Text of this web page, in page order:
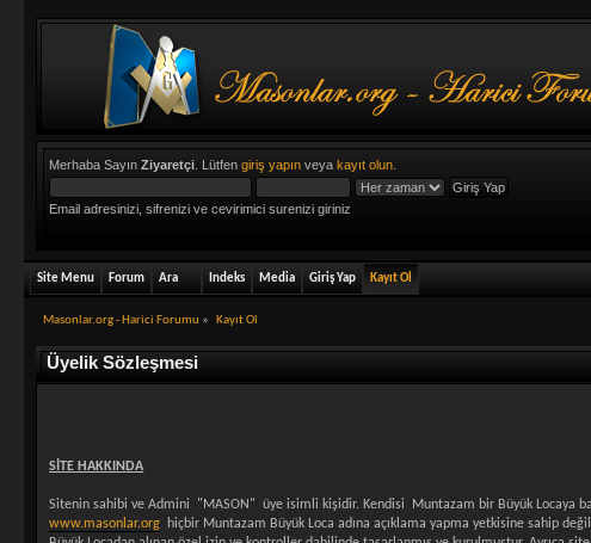
Merhaba SayınZiyaretçi . Lütfengiriş yapın veyakayıt olun
Email adresinizi, sifrenizi ve cevirimici surenizi giriniz
Site Menu Forum Ara Indeks Media Giriş Yap Kayıt Ol
Masonlar.org - Harici Forumu » Kayıt Ol
Üyelik Sözleşmesi
SİTE HAKKINDA
Sitenin sahibi ve Admini "MASON" üye isimli kişidir. Kendisi Muntazam bir Büyük Locaya
www.masonlar.org hiçbir Muntazam Büyük Loca adına açıklama yapma yetkisine sahip